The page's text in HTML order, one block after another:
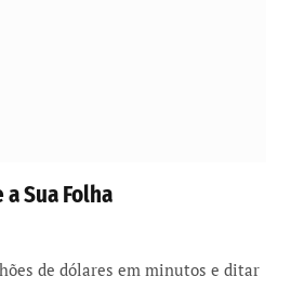
Sua Folha
de dólares em minutos e ditar